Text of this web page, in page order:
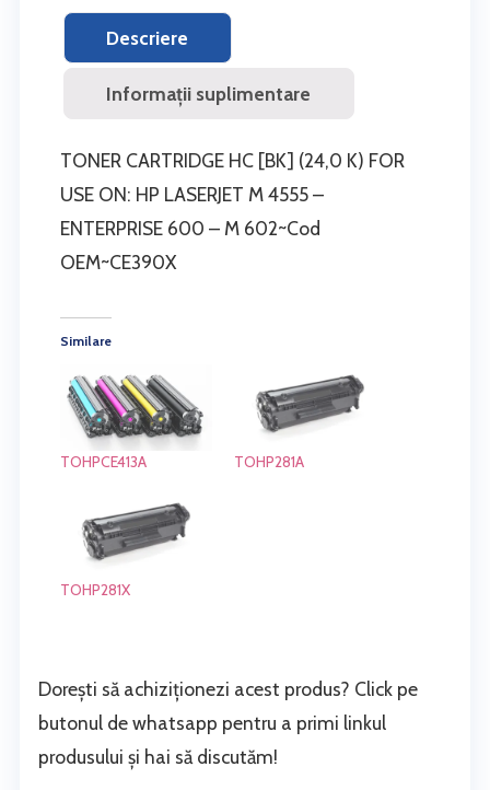
Descriere
Informații suplimentare
TONER CARTRIDGE HC [BK] (24,0 K) FOR
USE ON: HP LASERJET M 4555 –
ENTERPRISE 600 – M 602~Cod
OEM~CE390X
Similare
TOHPCE413A TOHP281A
TOHP281X
Dorești să achiziționezi acest produs? Click pe
butonul de whatsapp pentru a primi linkul
produsului și hai să discutăm!